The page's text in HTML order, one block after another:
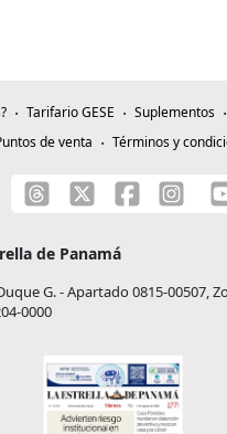
Tarifario GESE Suplementos
de venta
Términos y
de Panamá
G. - Apartado 0815-00507,
0000